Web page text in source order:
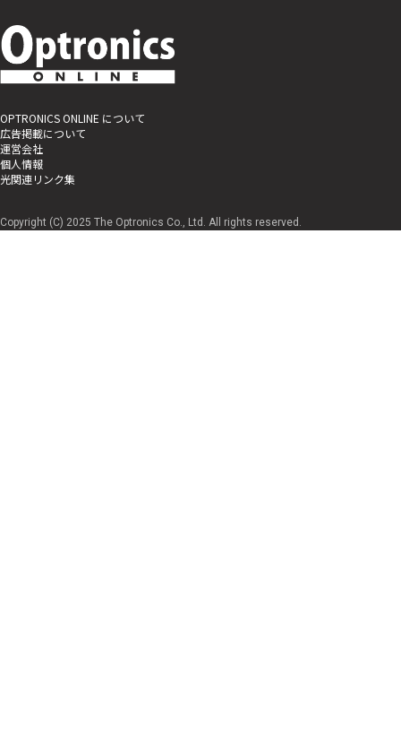
OPTRONICS ONLINE について
広告掲載について
運営会社
個人情報
光関連リンク集
Copyright (C) 2025 The Optronics Co., Ltd. All rights reserved.